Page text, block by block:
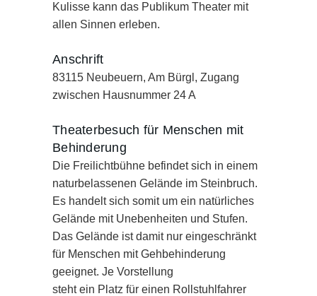
Kulisse kann das Publikum Theater mit
allen Sinnen erleben.
Anschrift
83115 Neubeuern, Am Bürgl, Zugang
zwischen Hausnummer 24 A
Theaterbesuch für Menschen mit
Behinderung
Die Freilichtbühne befindet sich in einem
naturbelassenen Gelände im Steinbruch.
Es handelt sich somit um ein natürliches
Gelände mit Unebenheiten und Stufen.
Das Gelände ist damit nur eingeschränkt
für Menschen mit Gehbehinderung
geeignet. Je Vorstellung
steht ein Platz für einen Rollstuhlfahrer